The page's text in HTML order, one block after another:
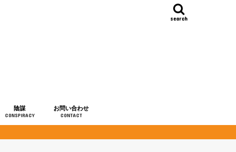
search
陰謀
CONSPIRACY
お問い合わせ
CONTACT